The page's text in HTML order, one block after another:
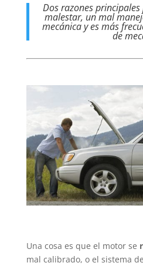
Dos razones
malestar, un mal
mecánica y es más
de
Una cosa es que el motor se
mal calibrado, o el sistema de